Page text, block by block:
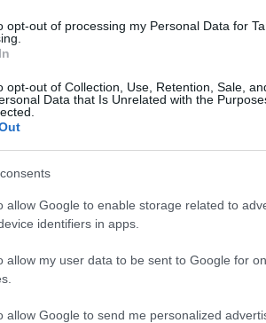
opt-out of processing my Personal Data for
opt-out of Collection, Use, Retention, Sale,
Data that Is Unrelated with the
allow Google to enable storage related to
identifiers in apps.
allow my user data to be sent to Google for
allow Google to send me personalized